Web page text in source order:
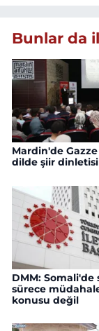
Bunlar da
Mardin'de
dilde şiir dinletisi
DMM: Somali'de
sürece
konusu değil